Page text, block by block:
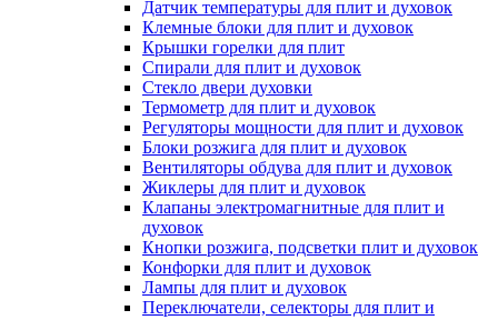
Датчик температуры для плит и духовок
Клемные блоки для плит и духовок
Крышки горелки для плит
Спирали для плит и духовок
Стекло двери духовки
Термометр для плит и духовок
Регуляторы мощности для плит и духовок
Блоки розжига для плит и духовок
Вентиляторы обдува для плит и духовок
Жиклеры для плит и духовок
Клапаны электромагнитные для плит и
духовок
Кнопки розжига, подсветки плит и духовок
Конфорки для плит и духовок
Лампы для плит и духовок
Переключатели, селекторы для плит и